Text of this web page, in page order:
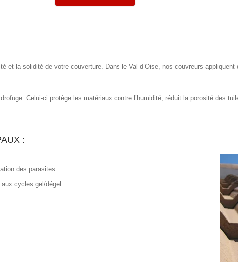
et la solidité de votre couverture. Dans le Val d’Oise, nos couvreurs
Celui-ci protège les matériaux contre l’humidité, réduit la porosité des
:
des parasites.
cycles gel/dégel.